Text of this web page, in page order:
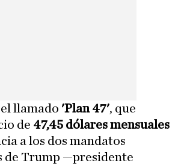
llamado 'Plan 47', que
de 47,45 dólares mensuales
a los dos mandatos
de Trump —presidente